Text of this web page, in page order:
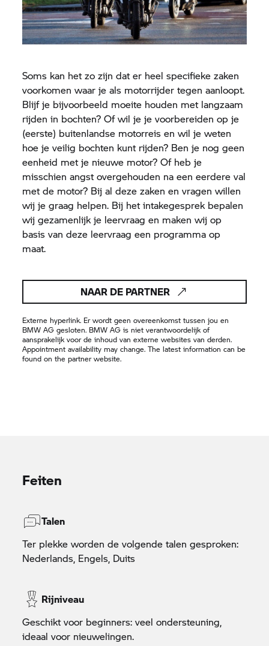
Soms kan het zo zijn dat er heel specifieke zaken
voorkomen waar je als motorrijder tegen aanloopt.
Blijf je bijvoorbeeld moeite houden met langzaam
rijden in bochten? Of wil je je voorbereiden op je
(eerste) buitenlandse motorreis en wil je weten
hoe je veilig bochten kunt rijden? Ben je nog geen
eenheid met je nieuwe motor? Of heb je
misschien angst overgehouden na een eerdere val
met de motor? Bij al deze zaken en vragen willen
wij je graag helpen. Bij het intakegesprek bepalen
wij gezamenlijk je leervraag en maken wij op
basis van deze leervraag een programma op
maat.
NAAR DE PARTNER
Externe hyperlink. Er wordt geen overeenkomst tussen jou en
BMW AG gesloten. BMW AG is niet verantwoordelijk of
aansprakelijk voor de inhoud van externe websites van derden.
Appointment availability may change. The latest information can be
found on the partner website.
Feiten
Talen
Ter plekke worden de volgende talen gesproken:
Nederlands, Engels, Duits
Rijniveau
Geschikt voor beginners: veel ondersteuning,
ideaal voor nieuwelingen.